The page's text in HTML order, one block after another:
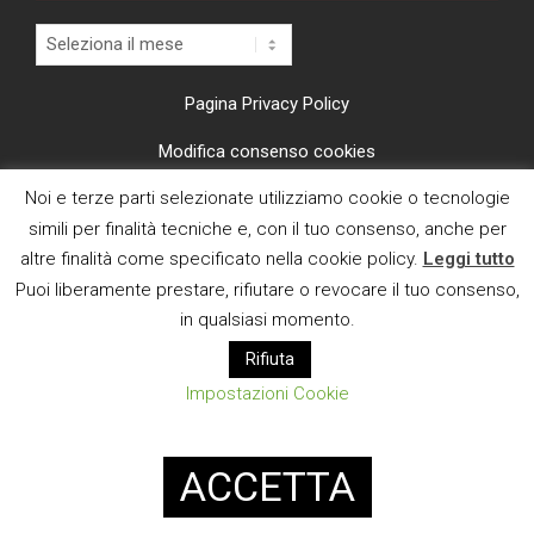
Archivi
Pagina Privacy Policy
Modifica consenso cookies
CI TROVI ANCHE SU
E MAIL
Designed usingMagazine News Byte. Powered by
Noi e terze parti selezionate utilizziamo cookie o tecnologie
simili per finalità tecniche e, con il tuo consenso, anche per
altre finalità come specificato nella cookie policy. Leggi tutto
Puoi liberamente prestare, rifiutare o revocare il tuo consenso,
in qualsiasi momento.
Rifiuta
Impostazioni Cookie
ACCETTA